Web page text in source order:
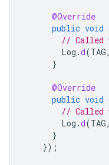
@Override
public void
// Called
Log .d(TAG,
}
@Override
public void
// Called
Log .d(TAG,
}
});